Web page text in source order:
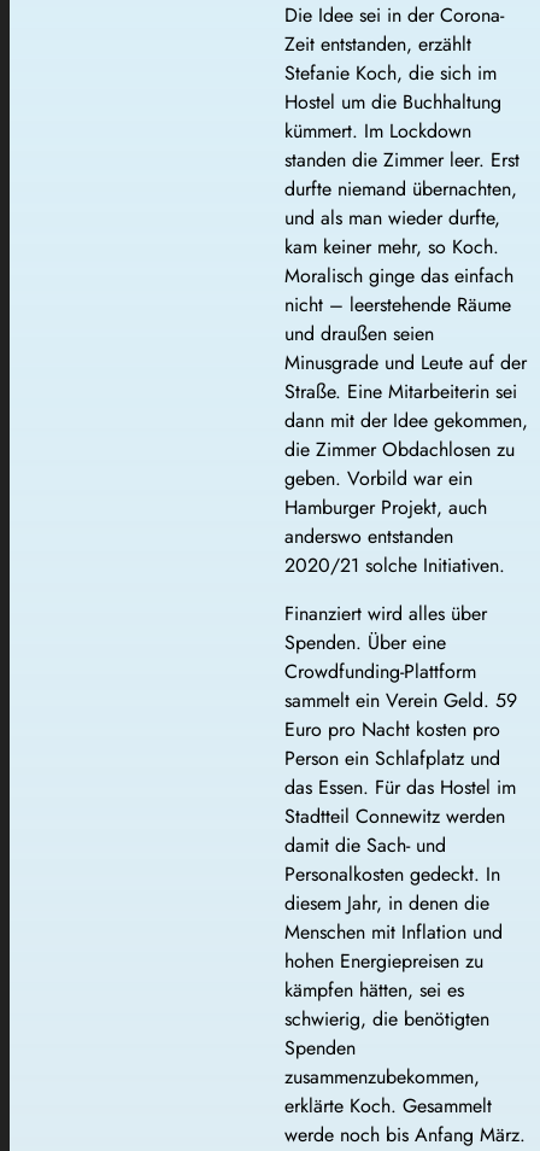
Die Idee sei in der Corona-
Zeit entstanden, erzählt
Stefanie Koch, die sich im
Hostel um die Buchhaltung
kümmert. Im Lockdown
standen die Zimmer leer. Erst
durfte niemand übernachten,
und als man wieder durfte,
kam keiner mehr, so Koch.
Moralisch ginge das einfach
nicht – leerstehende Räume
und draußen seien
Minusgrade und Leute auf der
Straße. Eine Mitarbeiterin sei
dann mit der Idee gekommen,
die Zimmer Obdachlosen zu
geben. Vorbild war ein
Hamburger Projekt, auch
anderswo entstanden
2020/21 solche Initiativen.
Finanziert wird alles über
Spenden. Über eine
Crowdfunding-Plattform
sammelt ein Verein Geld. 59
Euro pro Nacht kosten pro
Person ein Schlafplatz und
das Essen. Für das Hostel im
Stadtteil Connewitz werden
damit die Sach- und
Personalkosten gedeckt. In
diesem Jahr, in denen die
Menschen mit Inflation und
hohen Energiepreisen zu
kämpfen hätten, sei es
schwierig, die benötigten
Spenden
zusammenzubekommen,
erklärte Koch. Gesammelt
werde noch bis Anfang März.